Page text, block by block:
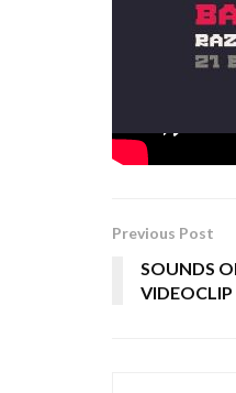
Tags:
Previous Post
SOUNDS